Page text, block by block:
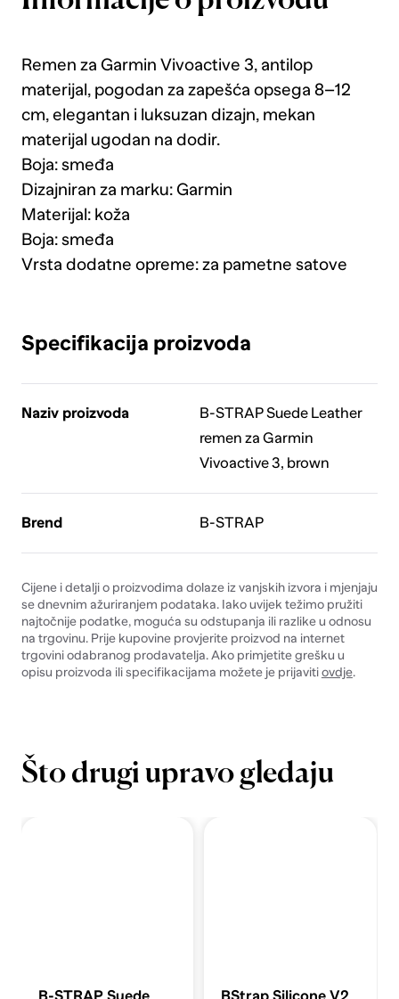
Remen za Garmin Vivoactive 3, antilop
materijal, pogodan za zapešća opsega 8–12
cm, elegantan i luksuzan dizajn, mekan
materijal ugodan na dodir.
Boja: smeđa
Dizajniran za marku: Garmin
Materijal: koža
Boja: smeđa
Vrsta dodatne opreme: za pametne satove
Specifikacija proizvoda
Naziv proizvoda
B-STRAP Suede Leather
remen za Garmin
Vivoactive 3, brown
Brend B-STRAP
Cijene i detalji o proizvodima dolaze iz vanjskih izvora i mjenjaju
se dnevnim ažuriranjem podataka. Iako uvijek težimo pružiti
najtočnije podatke, moguća su odstupanja ili razlike u odnosu
na trgovinu. Prije kupovine provjerite proizvod na internet
trgovini odabranog prodavatelja. Ako primjetite grešku u
opisu proizvoda ili specifikacijama možete je prijavitiovdje.
Što drugi upravo gledaju